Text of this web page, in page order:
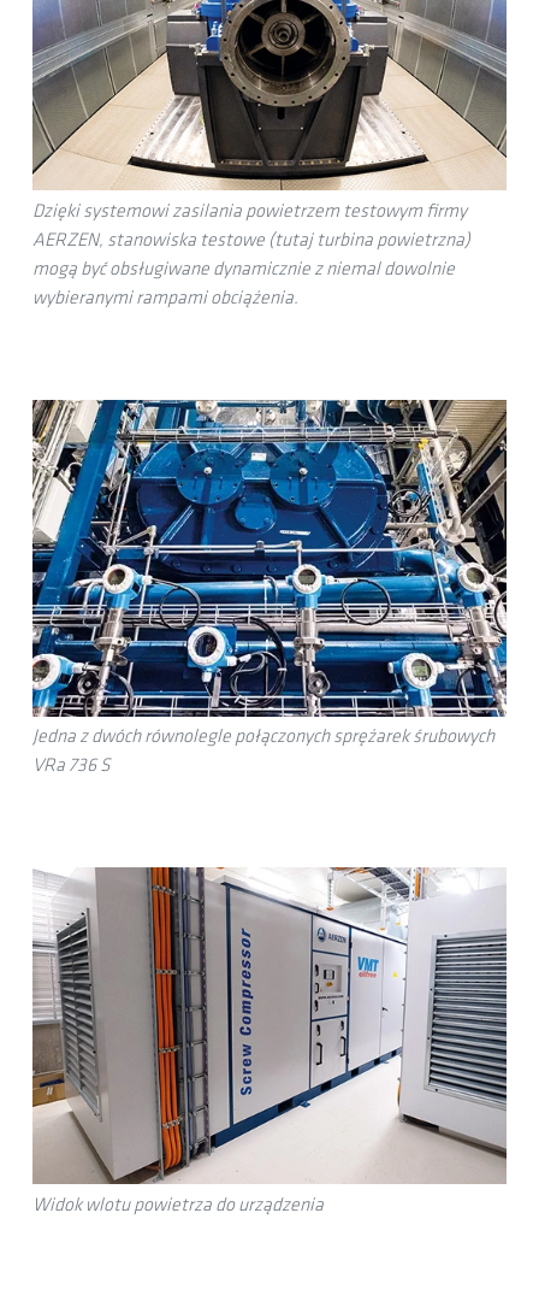
Dzięki systemowi zasilania powietrzem testowym firmy
AERZEN, stanowiska testowe (tutaj turbina powietrzna)
mogą być obsługiwane dynamicznie z niemal dowolnie
wybieranymi rampami obciążenia.
Jedna z dwóch równolegle połączonych sprężarek śrubowych
VRa 736 S
Widok wlotu powietrza do urządzenia